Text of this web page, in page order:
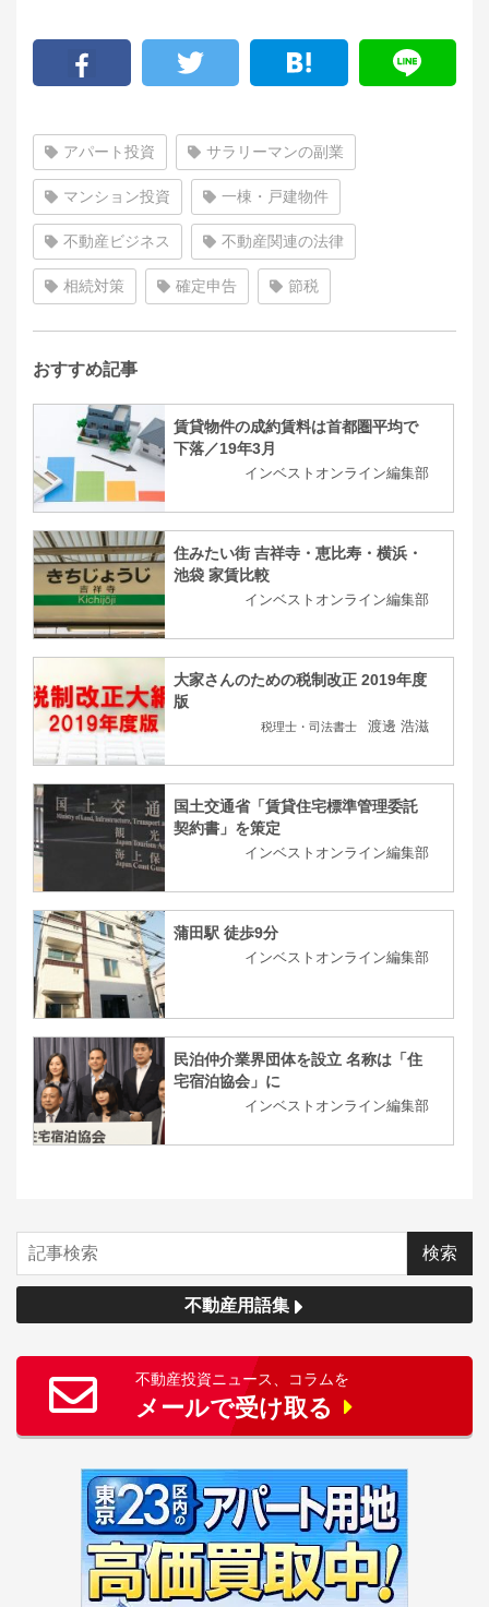
アパート投資 サラリーマンの副業
マンション投資 一棟・戸建物件
不動産ビジネス 不動産関連の法律
相続対策 確定申告 節税
おすすめ記事
賃貸物件の成約賃料は首都圏平均で
下落／19年3月
インベストオンライン編集部
住みたい街 吉祥寺・恵比寿・横浜・
池袋 家賃比較
インベストオンライン編集部
大家さんのための税制改正 2019年度
版
税理士・司法書士 渡邊 浩滋
国土交通省「賃貸住宅標準管理委託
契約書」を策定
インベストオンライン編集部
蒲田駅 徒歩9分
インベストオンライン編集部
民泊仲介業界団体を設立 名称は「住
宅宿泊協会」に
インベストオンライン編集部
不動産用語集
不動産投資ニュース、コラムを
メールで受け取る